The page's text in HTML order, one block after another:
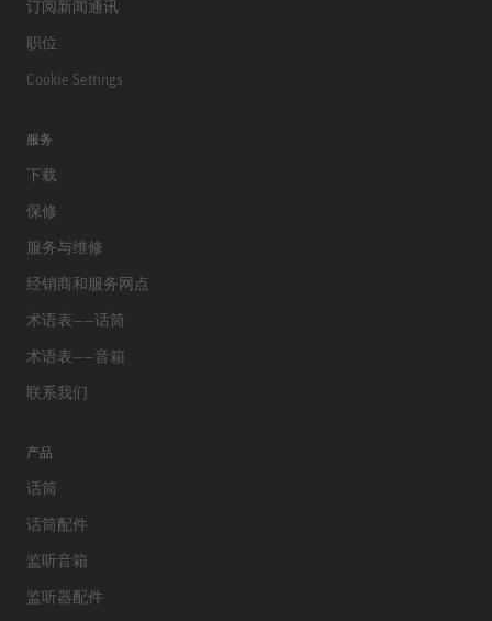
订阅新闻通讯
职位
Cookie Settings
服务
下载
保修
服务与维修
经销商和服务网点
术语表——话筒
术语表——音箱
联系我们
产品
话筒
话筒配件
监听音箱
监听器配件